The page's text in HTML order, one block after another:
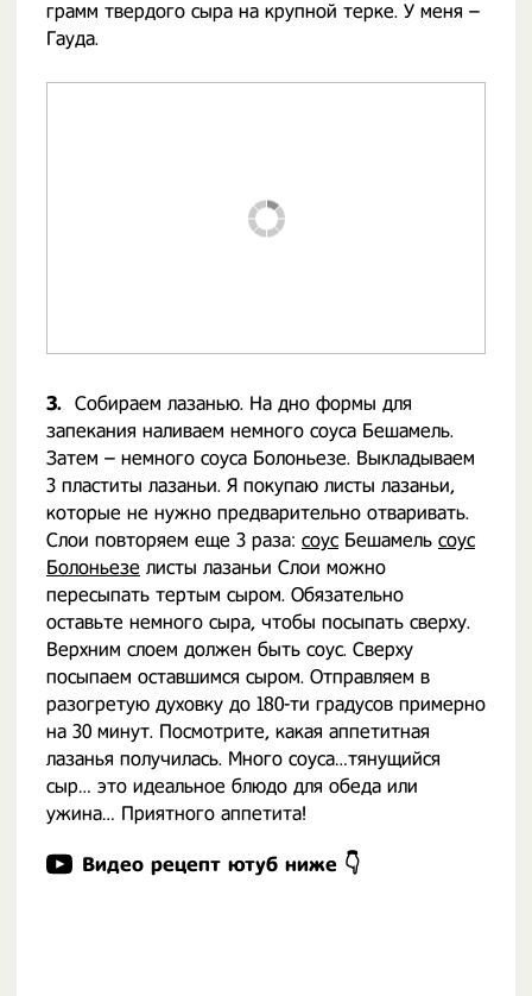
грамм твердого сыра на крупной терке. У меня –
Гауда.
3. Собираем лазанью. На дно формы для
запекания наливаем немного соуса Бешамель.
Затем – немного соуса Болоньезе. Выкладываем
3 пластиты лазаньи. Я покупаю листы лазаньи,
которые не нужно предварительно отваривать.
Слои повторяем еще 3 раза: соус Бешамель соус
Болоньезе листы лазаньи Слои можно
пересыпать тертым сыром. Обязательно
оставьте немного сыра, чтобы посыпать сверху.
Верхним слоем должен быть соус. Сверху
посыпаем оставшимся сыром. Отправляем в
разогретую духовку до 180-ти градусов примерно
на 30 минут. Посмотрите, какая аппетитная
лазанья получилась. Много соуса…тянущийся
сыр… это идеальное блюдо для обеда или
ужина… Приятного аппетита!
Видео рецепт ютуб ниже 👇